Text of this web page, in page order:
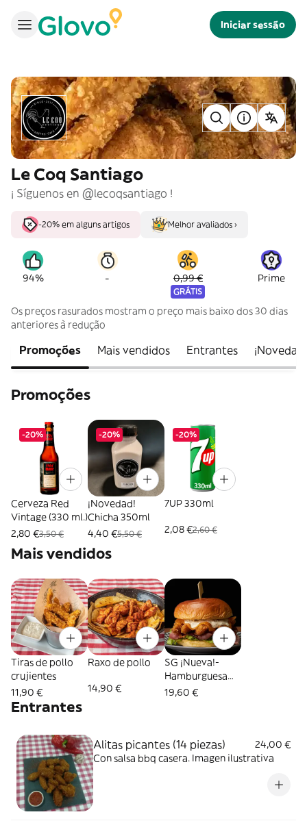
Iniciar sessão
Le Coq Santiago
¡ Síguenos en @lecoqsantiago !
-20% em alguns artigos Melhor avaliados ›
94% - 0,99 €
GRÁTIS
Prime
Os preços rasurados mostram o preço mais baixo dos 30 dias
anteriores à redução
Promoções Mais vendidos Entrantes
Promoções
-20%
Cerveza Red
Vintage (330 ml.)
2,80 €3,50 €
-20%
¡Novedad!
Chicha 350ml
4,40 €5,50 €
-20%
7UP 330ml
2,08 €2,60 €
Mais vendidos
Tiras de pollo
crujientes
11,90 €
Raxo de pollo
14,90 €
SG ¡Nueva!-
Hamburguesa
crujiente de
19,60 €
Entrantes
Alitas picantes (14 piezas)
24,00 €
Con salsa bbq casera. Imagen ilustrativa